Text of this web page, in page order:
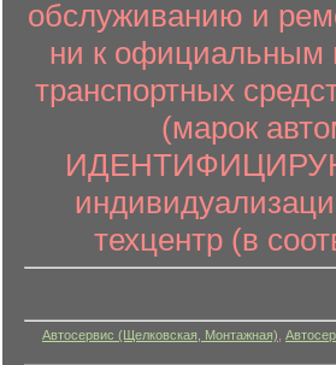
обслуживанию и
ни к официальным
транспортных
(марок
техцентр (в
Автосервис (Щелковская, Монтажная)